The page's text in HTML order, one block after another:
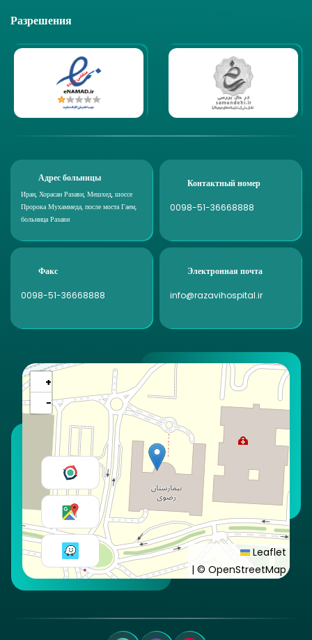
Разрешения
Адрес больницы
Иран, Хорасан Разави, Мешхед, шоссе
Пророка Мухаммеда, после моста Гаем,
больница Разави
Контактный номер
0098-51-36668888
Факс
0098-51-36668888
Электронная почта
info@razavihospital.ir
+
−
Leaflet
| © OpenStreetMap